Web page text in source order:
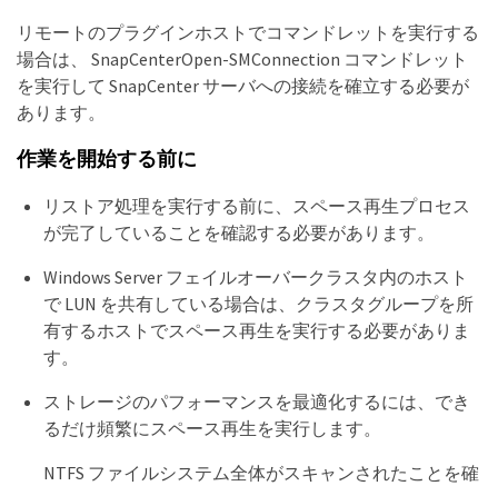
リモートのプラグインホストでコマンドレットを実行する
場合は、 SnapCenterOpen-SMConnection コマンドレット
を実行して SnapCenter サーバへの接続を確立する必要が
あります。
作業を開始する前に
リストア処理を実行する前に、スペース再生プロセス
が完了していることを確認する必要があります。
Windows Server フェイルオーバークラスタ内のホスト
で LUN を共有している場合は、クラスタグループを所
有するホストでスペース再生を実行する必要がありま
す。
ストレージのパフォーマンスを最適化するには、でき
るだけ頻繁にスペース再生を実行します。
NTFS ファイルシステム全体がスキャンされたことを確